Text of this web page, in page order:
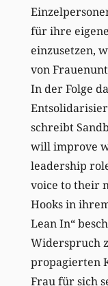
für ihre
einzusetzen,
von
In der Folge
schreibt
will improve
leadership
voice to their
Hooks in
Lean In“
Widerspruch
propagierten
Frau für sich